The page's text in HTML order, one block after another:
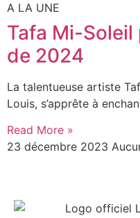
A LA UNE
Tafa Mi-
de 2024
La talentueuse artiste
Louis, s’apprête à
Read More »
23 décembre 2023